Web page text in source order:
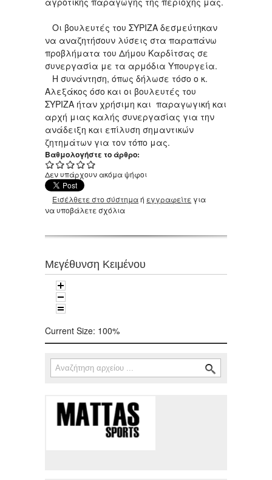
Οι βουλευτές του ΣΥΡΙΖΑ δεσμεύτηκαν
να αναζητήσουν λύσεις στα παραπάνω
προβλήματα του Δήμου Καρδίτσας σε
συνεργασία με τα αρμόδια Υπουργεία.
Η συνάντηση, όπως δήλωσε τόσο ο κ.
Αλεξάκος όσο και οι βουλευτές του
ΣΥΡΙΖΑ ήταν χρήσιμη και παραγωγική και
αρχή μιας καλής συνεργασίας για την
ανάδειξη και επίλυση σημαντικών
ζητημάτων για τον τόπο μας.
Βαθμολογήστε το άρθρο:
Δεν υπάρχουν ακόμα ψήφοι
Εισέλθετε στο σύστημαή εγγραφείτε για
να υποβάλετε σχόλια
Μεγέθυνση Κειμένου
Current Size: 100%
Φόρμα αναζήτησης
Αναζήτηση